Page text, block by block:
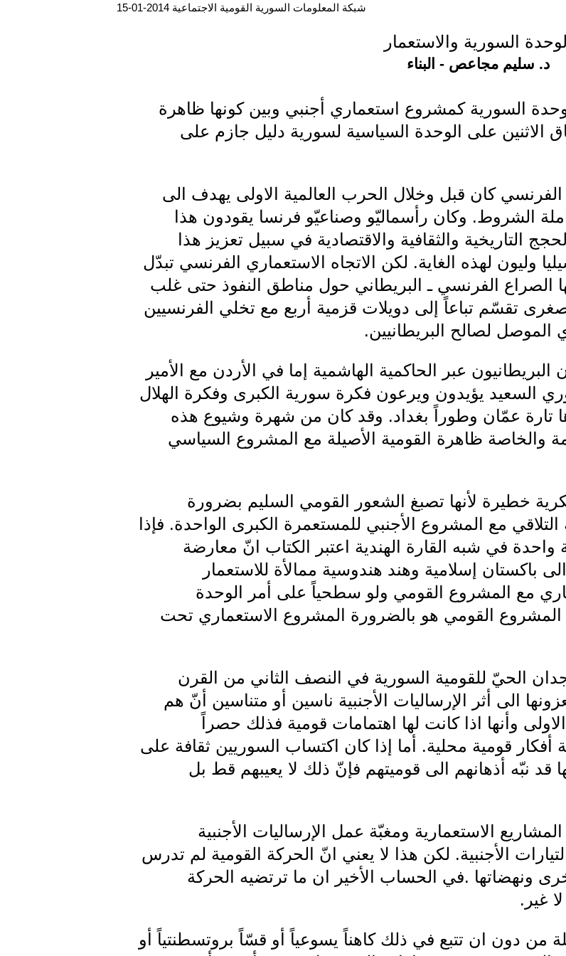
شبكة المعلومات السورية القومية الاجتماعية 2014-01-15
الوحدة السورية والاستعمار
د. سليم مجاعص - البناء
السورية كمشروع استعماري أجنبي وبين كونها ظاهرة
الاثنين على الوحدة السياسية لسورية دليل جازم على
كان قبل وخلال الحرب العالمية الاولى يهدف الى
الشروط. وكان رأسماليّو وصناعيّو فرنسا يقودون هذا
التاريخية والثقافية والاقتصادية في سبيل تعزيز هذا
وليون لهذه الغاية. لكن الاتجاه الاستعماري الفرنسي تبدّل
الصراع الفرنسي ـ البريطاني حول مناطق النفوذ حتى غلب
صغرى تقسّم تباعاً إلى دويلات قزمية أربع مع تخلي الفرنسيين
لصالح البريطانيين.
البريطانيون عبر الحاكمية الهاشمية إما في الأردن مع الأمير
السعيد يؤيدون ويرعون فكرة سورية الكبرى وفكرة الهلال
تارة عمّان وطوراً بغداد. وقد كان من شهرة وشيوع هذه
والخاصة ظاهرة القومية الأصيلة مع المشروع السياسي
خطيرة لأنها تصبغ الشعور القومي السليم بضرورة
التلاقي مع المشروع الأجنبي للمستعمرة الكبرى الواحدة. فإذا
في شبه القارة الهندية اعتبر الكتاب انّ معارضة
إسلامية وهند هندوسية ممالأة للاستعمار
مع المشروع القومي ولو سطحياً على أمر الوحدة
المشروع القومي هو بالضرورة المشروع الاستعماري تحت
الحيّ للقومية السورية في النصف الثاني من القرن
الى أثر الإرساليات الأجنبية ناسين أو متناسين أنّ هم
وأنها اذا كانت لها اهتمامات قومية فذلك حصراً
أفكار قومية محلية. أما إذا كان اكتساب السوريين ثقافة على
قد نبّه أذهانهم الى قوميتهم فإنّ ذلك لا يعيبهم قط بل
الاستعمارية ومغبّة عمل الإرساليات الأجنبية
الأجنبية. لكن هذا لا يعني انّ الحركة القومية لم تدرس
ونهضاتها .في الحساب الأخير ان ما ترتضيه الحركة
غير.
من دون ان تتبع في ذلك كاهناً يسوعياً أو قسّاً بروتسطنتياً أو